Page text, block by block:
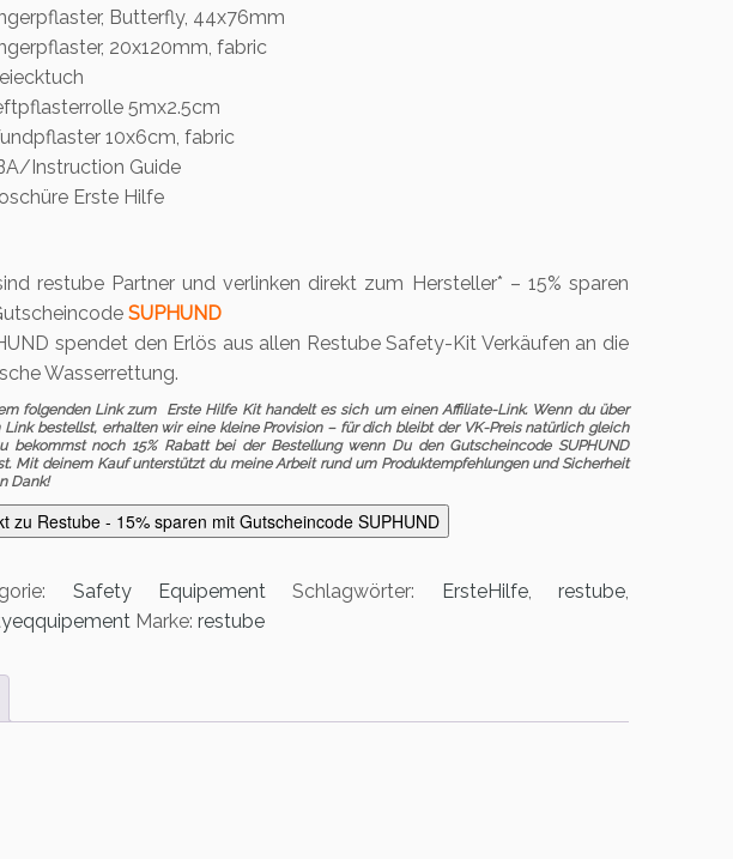
Butterfly, 44x76mm
20x120mm, fabric
5mx2.5cm
10x6cm, fabric
Instruction Guide
Erste Hilfe
restube Partner und verlinken direkt zum Hersteller* – 15% sparen
SUPHUND
spendet den Erlös aus allen Restube Safety-Kit Verkäufen an die
Wasserrettung.
folgenden Link zum Erste Hilfe Kit handelt es sich um einen Affiliate-Link. Wenn du über
Link bestellst, erhalten wir eine kleine Provision – für dich bleibt der VK-Preis natürlich gleich
bekommst noch 15% Rabatt bei der Bestellung wenn Du den Gutscheincode SUPHUND
Mit deinem Kauf unterstützt du meine Arbeit rund um Produktempfehlungen und Sicherheit
Dank!
zu Restube - 15% sparen mit Gutscheincode SUPHUND
Safety Equipement Schlagwörter: ErsteHilfe,restube,
Marke:restube